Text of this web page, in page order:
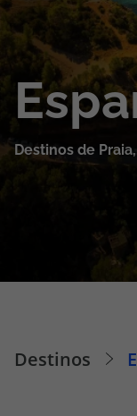
Escapadinhas
Cruzeiros
Promoções
Especialistas
Rede de Lojas
Destinos de
Destinos